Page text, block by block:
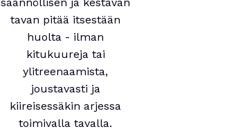
tavan pitää itsestään
huolta - ilman
kitukuureja tai
ylitreenaamista,
joustavasti ja
kiireisessäkin arjessa
toimivalla tavalla.